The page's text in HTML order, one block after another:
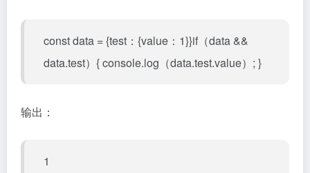
const data = {test：{value：1}}if（data &&
data.test）{ console.log（data.test.value）; }
输出：
1